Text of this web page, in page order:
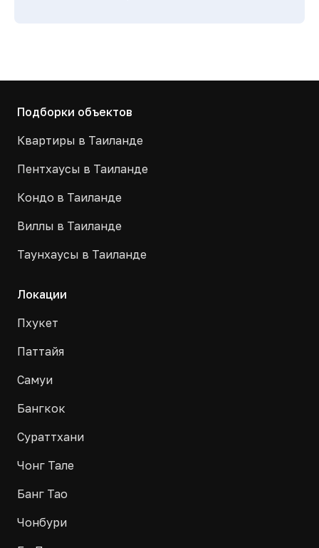
Подборки объектов
Квартиры в Таиланде
Пентхаусы в Таиланде
Кондо в Таиланде
Виллы в Таиланде
Таунхаусы в Таиланде
Локации
Пхукет
Паттайя
Самуи
Бангкок
Сураттхани
Чонг Тале
Банг Тао
Чонбури